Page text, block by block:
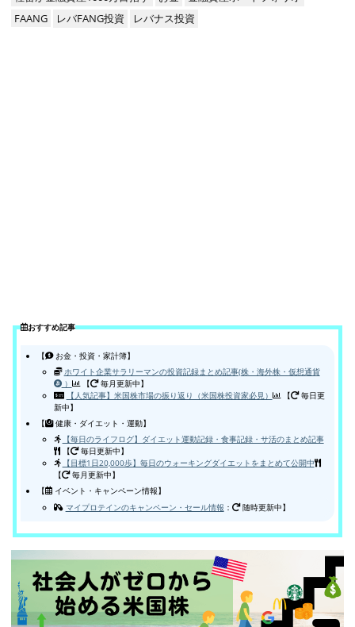
FAANG
レバFANG投資 レバナス投資
おすすめ記事
【
お金・投資・家計簿】
ホワイト企業サラリーマンの投資記録まとめ記事(株・海外株・仮想通貨
）
【
毎月更新中】
【人気記事】米国株市場の振り返り（米国株投資家必見）
【
毎日更
新中】
【
健康・ダイエット・運動】
【毎日のライフログ】ダイエット運動記録・食事記録・サ活のまとめ記事
【
毎日更新中】
【目標1日20,000歩】毎日のウォーキングダイエットをまとめて公開中
【
毎月更新中】
【
イベント・キャンペーン情報】
マイプロテインのキャンペーン・セール情報 ： 随時更新中】